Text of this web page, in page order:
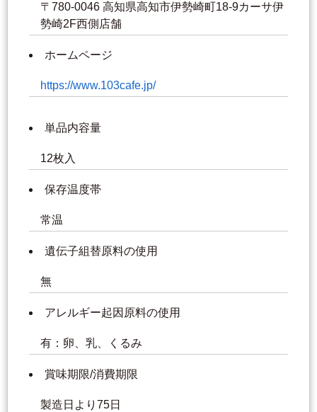
〒780-0046 高知県高知市伊勢崎町18-9カーサ伊
勢崎2F西側店舗
ホームページ
https://www.103cafe.jp/
単品内容量
12枚入
保存温度帯
常温
遺伝子組替原料の使用
無
アレルギー起因原料の使用
有：卵、乳、くるみ
賞味期限/消費期限
製造日より75日